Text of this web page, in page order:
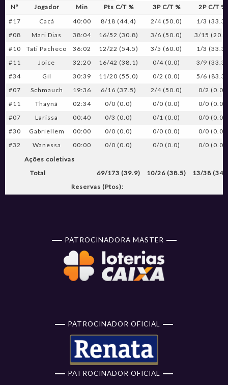
Nº Jogador Min Pts C/T % 3P C/T %
2P C/T %
#17
Cacá 40:00 8/18 (44.4) 2/4 (50.0)
1/3 (33.3)
#08
Mari Dias 38:04 16/52 (30.8) 3/6 (50.0)
3/15
#10
Tati Pacheco 36:02 12/22 (54.5) 3/5 (60.0)
1/3 (33.3)
#11
Joice 32:20 16/42 (38.1) 0/4 (0.0)
3/9 (33.3)
#34
Gil 30:39 11/20 (55.0) 0/2 (0.0)
5/6 (83.3)
#07
Schmauch 19:36 6/16 (37.5) 2/4 (50.0)
0/2 (0.0)
#11
Thayná 02:34 0/0 (0.0) 0/0 (0.0)
0/0 (0.0)
#07
Larissa 00:40 0/3 (0.0) 0/1 (0.0)
0/0 (0.0)
#30
Gabriellem 00:00 0/0 (0.0) 0/0 (0.0)
0/0 (0.0)
#32
Wanessa 00:00 0/0 (0.0) 0/0 (0.0)
0/0 (0.0)
Ações coletivas
Total
69/173 (39.9) 10/26 (38.5)
13/38
Reservas (Ptos):
PATROCINADORA MASTER
PATROCINADOR OFICIAL
PATROCINADOR OFICIAL